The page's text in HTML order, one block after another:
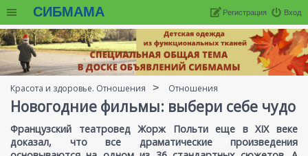
СИБМАМА Вход
Регистрация
Красота и здоровье. Отношения Отношения
Новогодние фильмы: выбери себе чудо
Французский театровед Жорж Польти еще в XIX веке
доказал, что все драматические произведения